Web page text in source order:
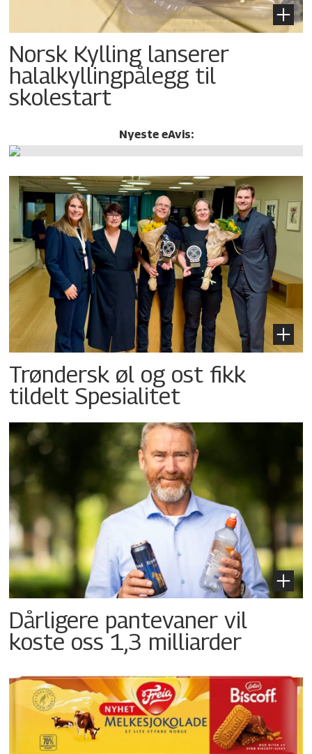
Norsk Kylling lanserer
halalkylling­pålegg til
skolestart
Nyeste eAvis:
Trøndersk øl og ost fikk
tildelt Spesialitet
Dårligere pantevaner vil
koste oss 1,3 milliarder